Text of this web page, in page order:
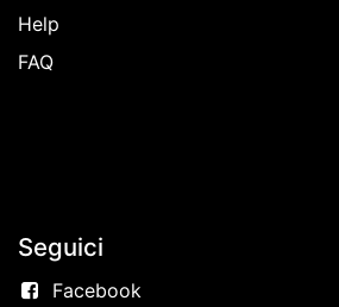
Help
FAQ
Seguici
Facebook